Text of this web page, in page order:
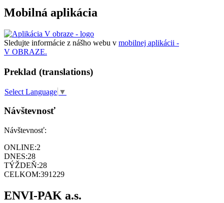
Mobilná aplikácia
Sledujte informácie z nášho webu v mobilnej aplikácii -
V OBRAZE.
Preklad (translations)
Select Language ▼
Návštevnosť
Návštevnosť:
ONLINE:2
DNES:28
TÝŽDEŇ:28
CELKOM:391229
ENVI-PAK a.s.